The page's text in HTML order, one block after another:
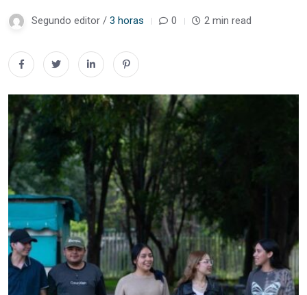
Segundo editor / 3 horas 0 2 min read